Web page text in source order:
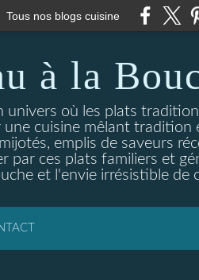
Tous nos blogs cuisine
à la
univers où les plats
cuisine mêlant
emplis de saveurs
par ces plats familiers et
et l'envie irrésistible de